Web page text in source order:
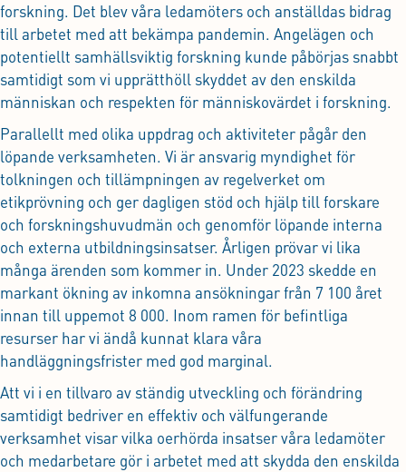
forskning. Det blev våra ledamöters och anställdas bidrag
till arbetet med att bekämpa pandemin. Angelägen och
potentiellt samhällsviktig forskning kunde påbörjas snabbt
samtidigt som vi upprätthöll skyddet av den enskilda
människan och respekten för människovärdet i forskning.
Parallellt med olika uppdrag och aktiviteter pågår den
löpande verksamheten. Vi är ansvarig myndighet för
tolkningen och tillämpningen av regelverket om
etikprövning och ger dagligen stöd och hjälp till forskare
och forskningshuvudmän och genomför löpande interna
och externa utbildningsinsatser. Årligen prövar vi lika
många ärenden som kommer in. Under 2023 skedde en
markant ökning av inkomna ansökningar från 7 100 året
innan till uppemot 8 000. Inom ramen för befintliga
resurser har vi ändå kunnat klara våra
handläggningsfrister med god marginal.
Att vi i en tillvaro av ständig utveckling och förändring
samtidigt bedriver en effektiv och välfungerande
verksamhet visar vilka oerhörda insatser våra ledamöter
och medarbetare gör i arbetet med att skydda den enskilda